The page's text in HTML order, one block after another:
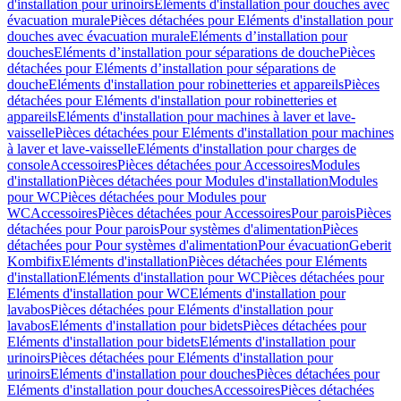
d'installation pour urinoirsEléments d'installation pour douches avec
évacuation muralePièces détachées pour Eléments d'installation pour
douches avec évacuation muraleEléments d’installation pour
douchesEléments d’installation pour séparations de douchePièces
détachées pour Eléments d’installation pour séparations de
doucheEléments d'installation pour robinetteries et appareilsPièces
détachées pour Eléments d'installation pour robinetteries et
appareilsEléments d'installation pour machines à laver et lave-
vaissellePièces détachées pour Eléments d'installation pour machines
à laver et lave-vaisselleEléments d'installation pour charges de
consoleAccessoiresPièces détachées pour AccessoiresModules
d'installationPièces détachées pour Modules d'installationModules
pour WCPièces détachées pour Modules pour
WCAccessoiresPièces détachées pour AccessoiresPour paroisPièces
détachées pour Pour paroisPour systèmes d'alimentationPièces
détachées pour Pour systèmes d'alimentationPour évacuationGeberit
KombifixEléments d'installationPièces détachées pour Eléments
d'installationEléments d'installation pour WCPièces détachées pour
Eléments d'installation pour WCEléments d'installation pour
lavabosPièces détachées pour Eléments d'installation pour
lavabosEléments d'installation pour bidetsPièces détachées pour
Eléments d'installation pour bidetsEléments d'installation pour
urinoirsPièces détachées pour Eléments d'installation pour
urinoirsEléments d'installation pour douchesPièces détachées pour
Eléments d'installation pour douchesAccessoiresPièces détachées